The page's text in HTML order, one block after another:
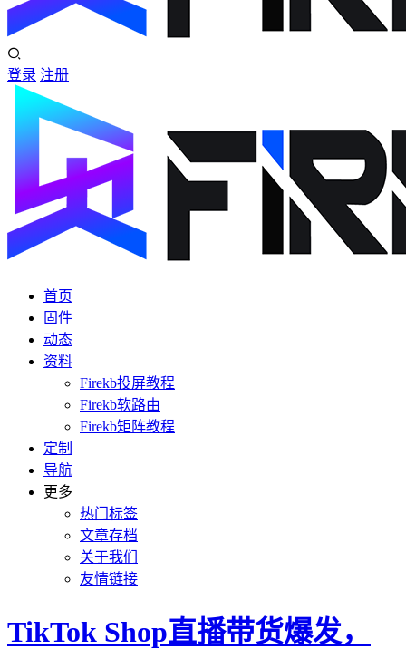
登录 注册
首页
固件
动态
资料
Firekb投屏教程
Firekb软路由
Firekb矩阵教程
定制
导航
更多
热门标签
文章存档
关于我们
友情链接
TikTok Shop直播带货爆发，